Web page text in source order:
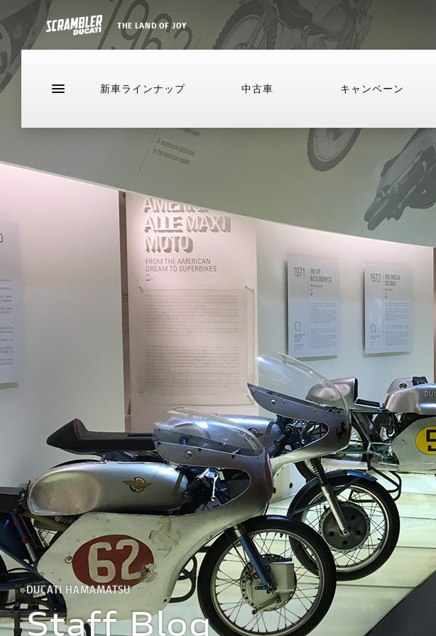
THE LAND OF JOY
新車ラインナップ 中古車
キャンペーン
イベント アパレル
DUCATI HAMAMATSU
Staff Blog